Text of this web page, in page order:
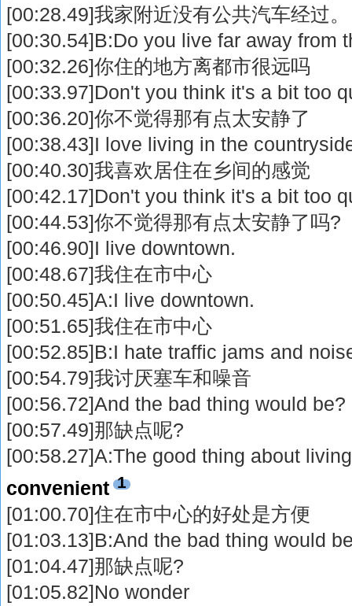
[00:28.49]我家附近没有公共汽车经过。
[00:30.54]B:Do you live far away from
[00:32.26]你住的地方离都市很远吗
[00:33.97]Don't you think it's a bit too
[00:36.20]你不觉得那有点太安静了
[00:38.43]I love living in the
[00:40.30]我喜欢居住在乡间的感觉
[00:42.17]Don't you think it's a bit too
[00:44.53]你不觉得那有点太安静了吗?
[00:46.90]I live downtown.
[00:48.67]我住在市中心
[00:50.45]A:I live downtown.
[00:51.65]我住在市中心
[00:52.85]B:I hate traffic jams and
[00:54.79]我讨厌塞车和噪音
[00:56.72]And the bad thing would be?
[00:57.49]那缺点呢?
[00:58.27]A:The good thing about
convenient 1
[01:00.70]住在市中心的好处是方便
[01:03.13]B:And the bad thing would
[01:04.47]那缺点呢?
[01:05.82]No wonder